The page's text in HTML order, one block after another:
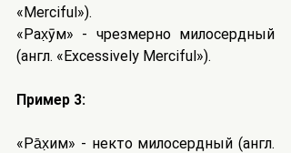
«Merciful»).
«Рах̣ӯм» - чрезмерно милосердный
(англ. «Excessively Merciful»).
Пример 3:
«Ра̄х̣им» - некто милосердный (англ.